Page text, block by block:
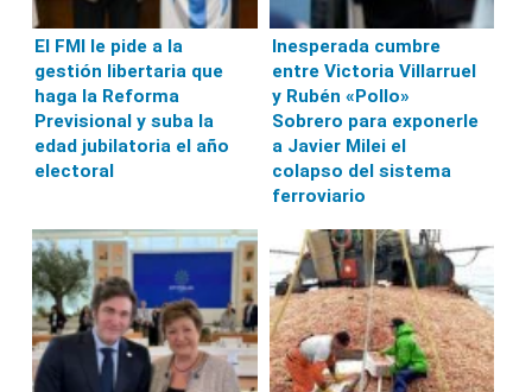
El FMI le pide a la
gestión libertaria que
haga la Reforma
Previsional y suba la
edad jubilatoria el año
electoral
Inesperada cumbre
entre Victoria Villarruel
y Rubén «Pollo»
Sobrero para exponerle
a Javier Milei el
colapso del sistema
ferroviario